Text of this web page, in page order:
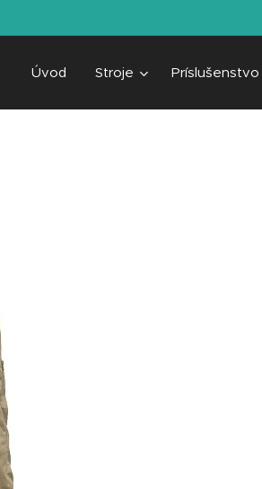
Úvod Stroje Príslušenstvo